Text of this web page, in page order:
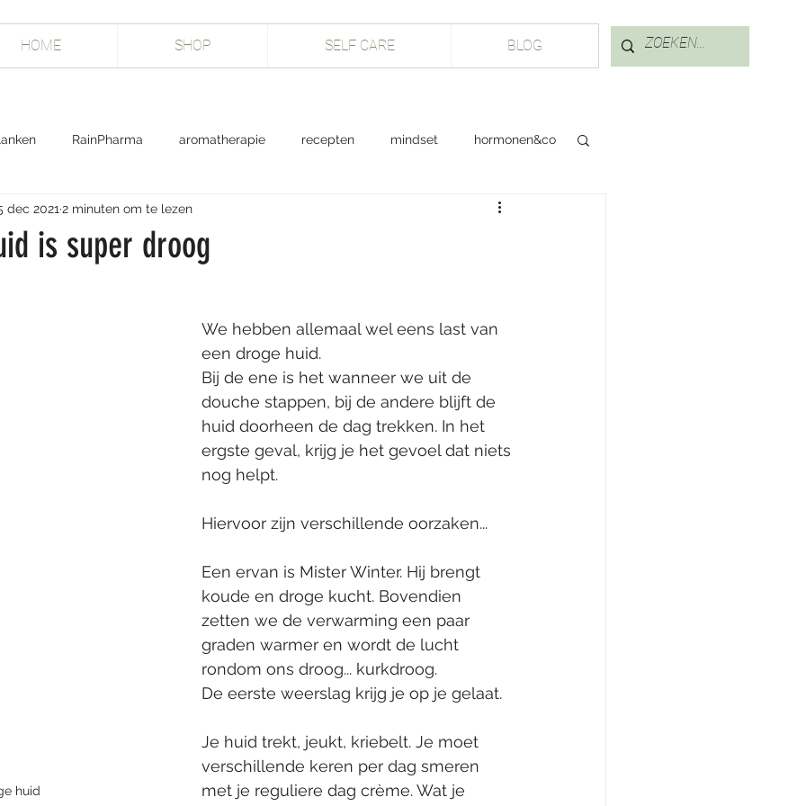
Inloggen
HOME SHOP SELF CARE BLOG
RainPharma aromatherapie recepten mindset hormonen&co
selfcare
is super droog
dec 2021 2 minuten om te lezen
huid
We hebben allemaal wel eens last van
een droge huid.
Bij de ene is het wanneer we uit de
douche stappen, bij de andere blijft de
huid doorheen de dag trekken. In het
ergste geval, krijg je het gevoel dat niets
nog helpt.
Hiervoor zijn verschillende oorzaken...
Een ervan is Mister Winter. Hij brengt
koude en droge kucht. Bovendien
zetten we de verwarming een paar
graden warmer en wordt de lucht
rondom ons droog... kurkdroog.
De eerste weerslag krijg je op je gelaat.
Je huid trekt, jeukt, kriebelt. Je moet
verschillende keren per dag smeren
met je reguliere dag crème. Wat je